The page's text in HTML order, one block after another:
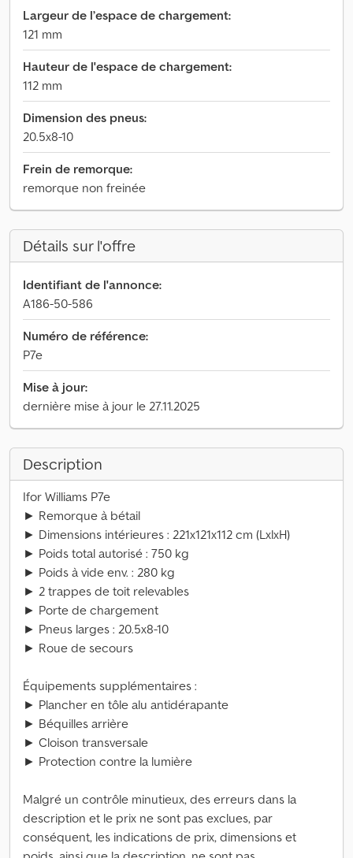
Largeur de l’espace de chargement:
121 mm
Hauteur de l'espace de chargement:
112 mm
Dimension des pneus:
20.5x8-10
Frein de remorque:
remorque non freinée
Détails sur l'offre
Identifiant de l'annonce:
A186-50-586
Numéro de référence:
P7e
Mise à jour:
dernière mise à jour le 27.11.2025
Description
Ifor Williams P7e
► Remorque à bétail
► Dimensions intérieures : 221x121x112 cm (LxlxH)
► Poids total autorisé : 750 kg
► Poids à vide env. : 280 kg
► 2 trappes de toit relevables
► Porte de chargement
► Pneus larges : 20.5x8-10
► Roue de secours
Équipements supplémentaires :
► Plancher en tôle alu antidérapante
► Béquilles arrière
► Cloison transversale
► Protection contre la lumière
Malgré un contrôle minutieux, des erreurs dans la
description et le prix ne sont pas exclues, par
conséquent, les indications de prix, dimensions et